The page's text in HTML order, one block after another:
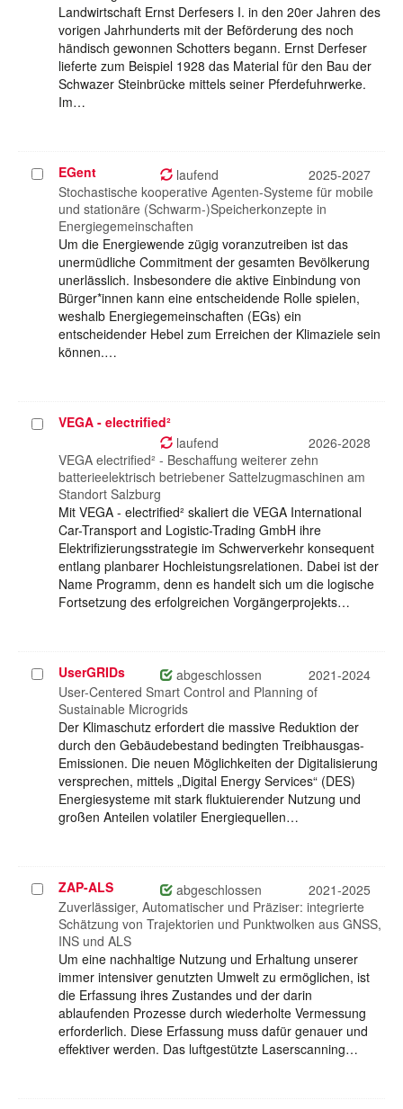
Landwirtschaft Ernst Derfesers I. in den 20er Jahren des
vorigen Jahrhunderts mit der Beförderung des noch
händisch gewonnen Schotters begann. Ernst Derfeser
lieferte zum Beispiel 1928 das Material für den Bau der
Schwazer Steinbrücke mittels seiner Pferdefuhrwerke.
Im…
Projekt
auswählen
EGent laufend
2025-2027
Stochastische kooperative Agenten-Systeme für mobile
und stationäre (Schwarm-)Speicherkonzepte in
Energiegemeinschaften
Um die Energiewende zügig voranzutreiben ist das
unermüdliche Commitment der gesamten Bevölkerung
unerlässlich. Insbesondere die aktive Einbindung von
Bürger*innen kann eine entscheidende Rolle spielen,
weshalb Energiegemeinschaften (EGs) ein
entscheidender Hebel zum Erreichen der Klimaziele sein
können.…
ProjektVEGA - electrified²
laufend
2026-2028
VEGA electrified² - Beschaffung weiterer zehn
batterieelektrisch betriebener Sattelzugmaschinen am
Standort Salzburg
Mit VEGA - electrified² skaliert die VEGA International
Car-Transport and Logistic-Trading GmbH ihre
Elektrifizierungsstrategie im Schwerverkehr konsequent
entlang planbarer Hochleistungsrelationen. Dabei ist der
Name Programm, denn es handelt sich um die logische
Fortsetzung des erfolgreichen Vorgängerprojekts…
Projekt
auswählen
UserGRIDs abgeschlossen
2021-2024
User-Centered Smart Control and Planning of
Sustainable Microgrids
Der Klimaschutz erfordert die massive Reduktion der
durch den Gebäudebestand bedingten Treibhausgas-
Emissionen. Die neuen Möglichkeiten der Digitalisierung
versprechen, mittels „Digital Energy Services“ (DES)
Energiesysteme mit stark fluktuierender Nutzung und
großen Anteilen volatiler Energiequellen…
Projekt
auswählen
ZAP-ALS abgeschlossen
2021-2025
Zuverlässiger, Automatischer und Präziser: integrierte
Schätzung von Trajektorien und Punktwolken aus GNSS,
INS und ALS
Um eine nachhaltige Nutzung und Erhaltung unserer
immer intensiver genutzten Umwelt zu ermöglichen, ist
die Erfassung ihres Zustandes und der darin
ablaufenden Prozesse durch wiederholte Vermessung
erforderlich. Diese Erfassung muss dafür genauer und
effektiver werden. Das luftgestützte Laserscanning…